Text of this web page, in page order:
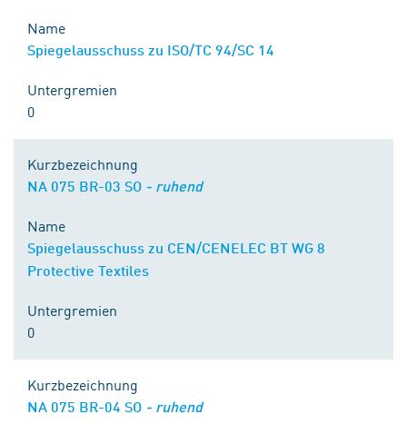
Name
Spiegelausschuss zu ISO/TC 94/SC 14
Untergremien
0
Kurzbezeichnung
NA 075 BR-03 SO - ruhend
Name
Spiegelausschuss zu CEN/CENELEC BT WG 8
Protective Textiles
Untergremien
0
Kurzbezeichnung
NA 075 BR-04 SO - ruhend